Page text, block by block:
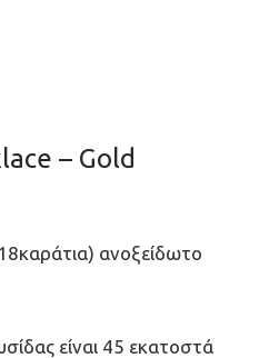
– Gold
ανοξείδωτο
είναι 45 εκατοστά